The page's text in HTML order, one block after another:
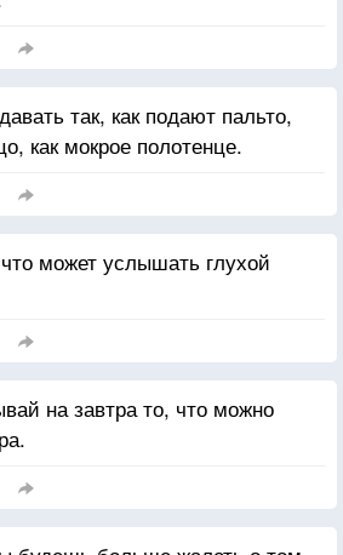
так, как подают пальто,
как мокрое полотенце.
может услышать глухой
на завтра то, что можно